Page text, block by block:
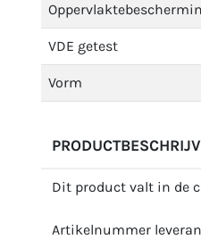
VDE getest
Vorm
Dit product valt in de
Artikelnummer